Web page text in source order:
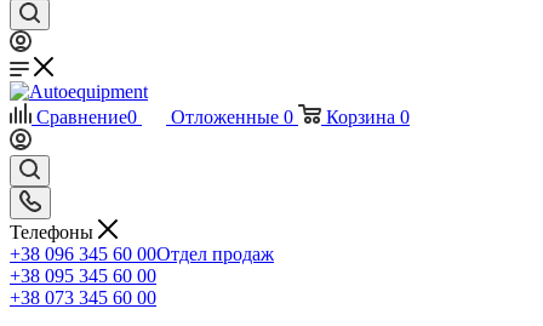
Сравнение0 Отложенные 0 Корзина 0
Телефоны
+38 096 345 60 00Отдел продаж
+38 095 345 60 00
+38 073 345 60 00